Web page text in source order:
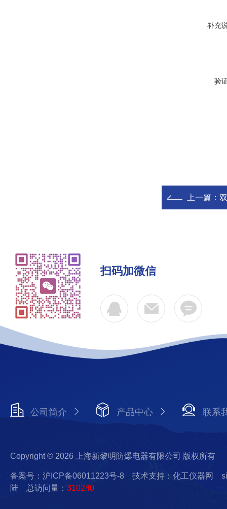
补充
验
上一篇：
扫码加微信
公司简介 产品中心 联系
Copyright © 2026 上海新黎明防爆电器有限公司 版权所有
备案号：沪ICP备06011223号-8 技术支持：化工仪器网
陆 总访问量： 310240